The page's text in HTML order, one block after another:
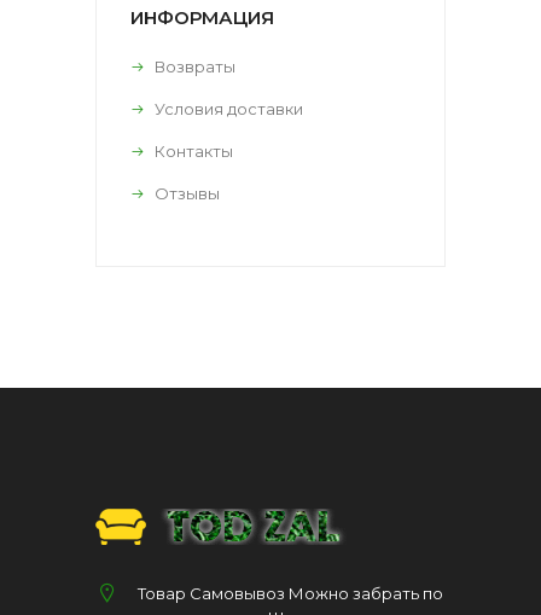
ИНФОРМАЦИЯ
Возвраты
Условия доставки
Контакты
Отзывы
Товар Самовывоз Можно забрать по